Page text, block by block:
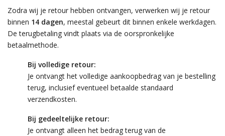
Zodra wij je retour hebben ontvangen, verwerken wij je retour
binnen 14 dagen, meestal gebeurt dit binnen enkele werkdagen.
De terugbetaling vindt plaats via de oorspronkelijke
betaalmethode.
Bij volledige retour:
Je ontvangt het volledige aankoopbedrag van je bestelling
terug, inclusief eventueel betaalde standaard
verzendkosten.
Bij gedeeltelijke retour:
Je ontvangt alleen het bedrag terug van de